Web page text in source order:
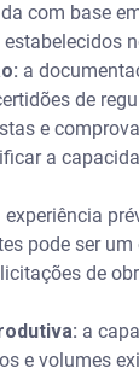
com base
a
de
e
a
experiência
pode ser
de
a
e volumes